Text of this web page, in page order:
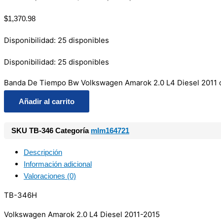
$1,370.98
Disponibilidad: 25 disponibles
Disponibilidad: 25 disponibles
Banda De Tiempo Bw Volkswagen Amarok 2.0 L4 Diesel 2011
Añadir al carrito
SKU TB-346 Categoría mlm164721
Descripción
Información adicional
Valoraciones (0)
TB-346H
Volkswagen Amarok 2.0 L4 Diesel 2011-2015